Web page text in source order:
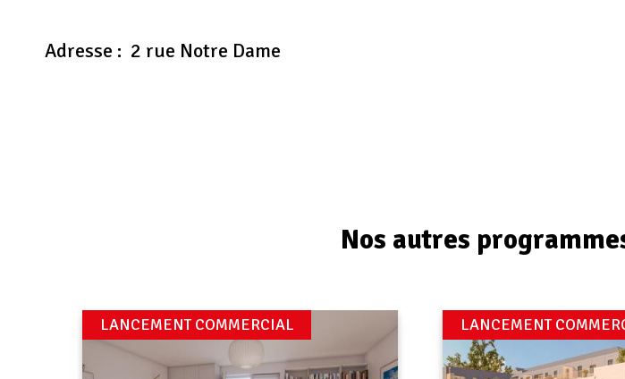
Adresse : 2 rue Notre Dame
Nos autres
LANCEMENT COMMERCIAL LANCEMENT